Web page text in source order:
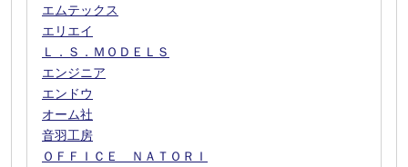
エムテックス
エリエイ
Ｌ．Ｓ．ＭＯＤＥＬＳ
エンジニア
エンドウ
オーム社
音羽工房
ＯＦＦＩＣＥ ＮＡＴＯＲＩ